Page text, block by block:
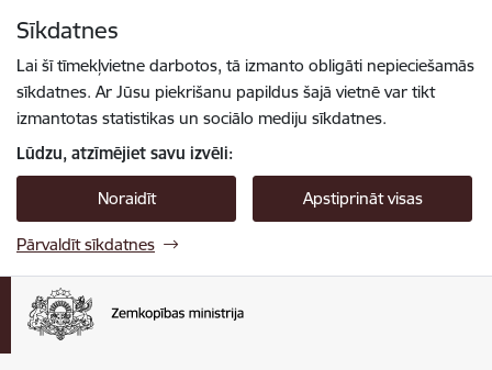
Sīkdatnes
Lai šī tīmekļvietne darbotos, tā izmanto obligāti nepieciešamās
sīkdatnes. Ar Jūsu piekrišanu papildus šajā vietnē var tikt
izmantotas statistikas un sociālo mediju sīkdatnes.
Lūdzu, atzīmējiet savu izvēli:
Noraidīt Apstiprināt visas
Pārvaldīt sīkdatnes